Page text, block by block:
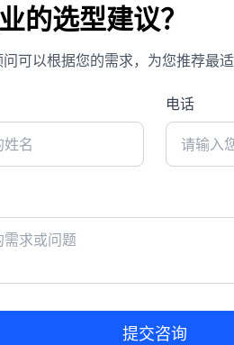
的选型建议？
可以根据您的需求，为您推荐最
电话
提交咨询